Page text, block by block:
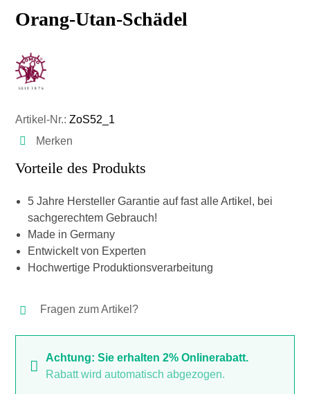
Orang-Utan-Schädel
Artikel-Nr.: ZoS52_1
Merken
Vorteile des Produkts
5 Jahre Hersteller Garantie auf fast alle Artikel, bei
sachgerechtem Gebrauch!
Made in Germany
Entwickelt von Experten
Hochwertige Produktionsverarbeitung
Fragen zum Artikel?
Achtung: Sie erhalten 2% Onlinerabatt.
Rabatt wird automatisch abgezogen.